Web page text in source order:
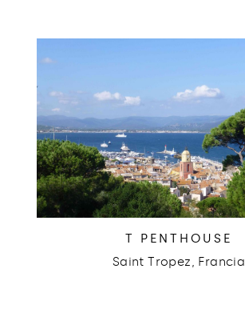
T PENTHOUSE
Saint Tropez, Francia